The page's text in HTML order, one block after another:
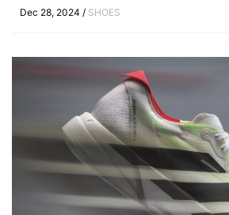
Dec 28, 2024 / SHOES